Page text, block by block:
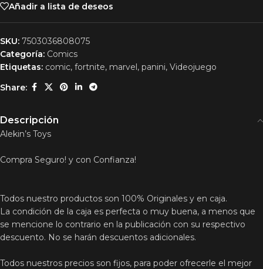
Añadir a lista de deseos
SKU: 7503036808075
Categoría: Comics
Etiquetas: comic, fortnite, marvel, panini, Videojuego
Share:
Descripción
Alekin’s Toys
Compra Seguro! y con Confianza!
Todos nuestro productos son 100% Originales y en caja.
La condición de la caja es perfecta o muy buena, a menos que
se mencione lo contrario en la publicación con su respectivo
descuento. No se harán descuentos adicionales.
Todos nuestros precios son fijos, para poder ofrecerle el mejor